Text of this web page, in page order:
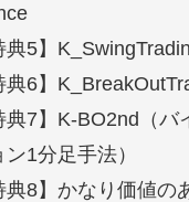
典5】
典6】
典7】K-BO2nd（バ
1分足手法）
典8】かなり価値の